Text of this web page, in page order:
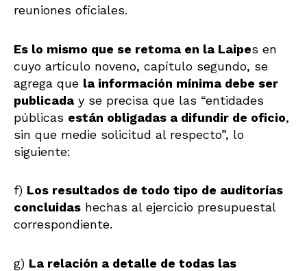
reuniones oficiales.
Es lo mismo que se retoma en la Laipes en
cuyo artículo noveno, capítulo segundo, se
agrega que la información mínima debe ser
publicada y se precisa que las “entidades
públicas están obligadas a difundir de oficio,
sin que medie solicitud al respecto”, lo
siguiente:
f) Los resultados de todo tipo de auditorías
concluidas hechas al ejercicio presupuestal
correspondiente.
g) La relación a detalle de todas las